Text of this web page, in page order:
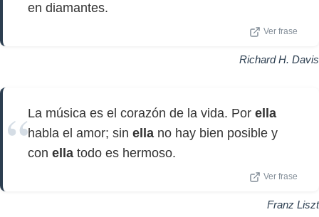
en diamantes.
Ver frase
Richard H. Davis
La música es el corazón de la vida. Por ella
habla el amor; sin ella no hay bien posible y
con ella todo es hermoso.
Ver frase
Franz Liszt